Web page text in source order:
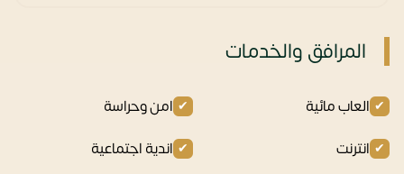
المرافق والخدمات
العاب مائية
امن وحراسة
انترنت
اندية اجتماعية